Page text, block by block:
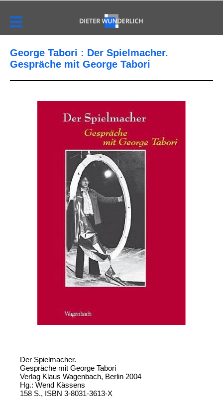
George Tabori : Der Spielmacher.
Gespräche mit George Tabori
Der Spielmacher.
Gespräche mit George Tabori
Verlag Klaus Wagenbach, Berlin 2004
Hg.: Wend Kässens
158 S., ISBN 3-8031-3613-X